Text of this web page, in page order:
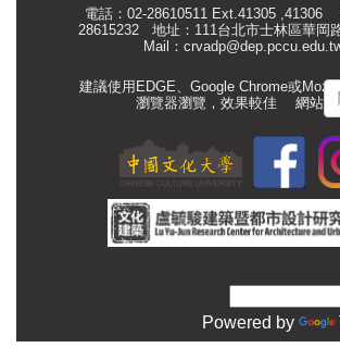
電話：02-28610511 Ext.41305 ,41306
28615232 地址：111台北市士林區華
Mail：
建議使用EDGE、Google Chrome或
瀏覽器瀏覽，效果較佳 網站管
Powered by